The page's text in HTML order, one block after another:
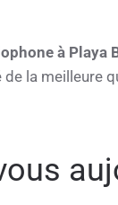
à Playa
la meilleure